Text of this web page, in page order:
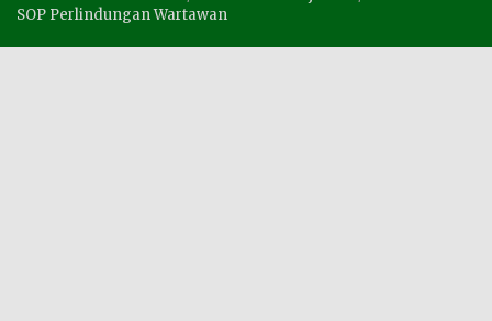
SOP Perlindungan Wartawan